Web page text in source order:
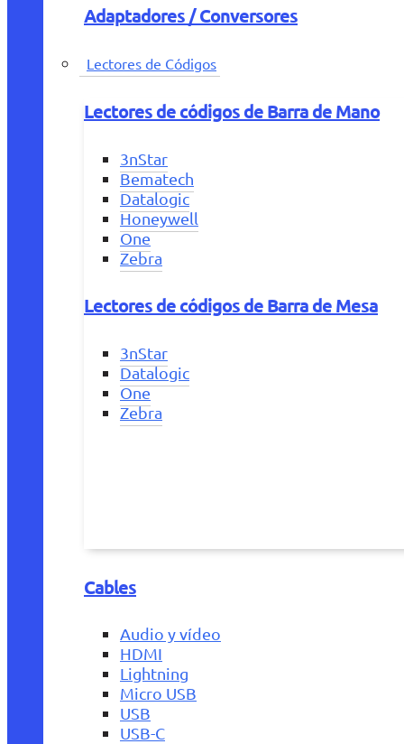
Adaptadores / Conversores
Lectores de Códigos
Lectores de códigos de Barra de Mano
3nStar
Bematech
Datalogic
Honeywell
One
Zebra
Lectores de códigos de Barra de Mesa
3nStar
Datalogic
One
Zebra
Cables
Audio y vídeo
HDMI
Lightning
Micro USB
USB
USB-C